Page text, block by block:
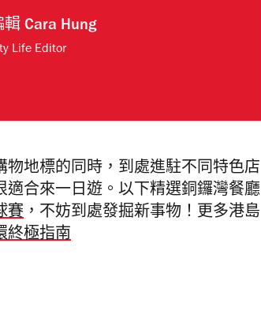
輯Cara Hung
Life Editor
地標的同時，到處進駐不同特色店
適合來一日遊。以下精選銅鑼灣餐廳
賽 ，不妨到處發掘新事物！更多港島
終極指南